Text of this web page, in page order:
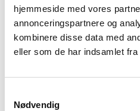
hjemmeside med vores
annonceringspartnere og
kombinere disse data med
eller som de har indsamlet
Nødvendig
Registrering og
DEL